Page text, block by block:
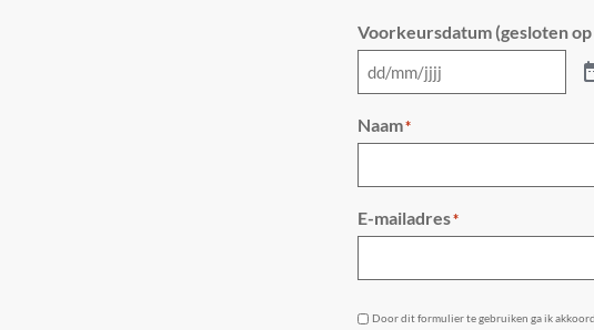
Voorkeursdatum (gesloten
Naam*
E-mailadres*
Door dit formulier te gebruiken ga ik